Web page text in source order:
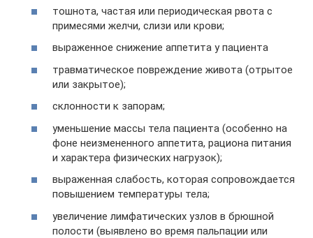
тошнота, частая или периодическая рвота с
примесями желчи, слизи или крови;
выраженное снижение аппетита у пациента
травматическое повреждение живота (отрытое
или закрытое);
склонности к запорам;
уменьшение массы тела пациента (особенно на
фоне неизмененного аппетита, рациона питания
и характера физических нагрузок);
выраженная слабость, которая сопровождается
повышением температуры тела;
увеличение лимфатических узлов в брюшной
полости (выявлено во время пальпации или